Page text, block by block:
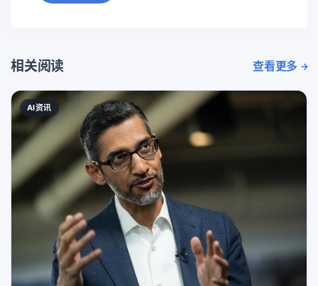
相关阅读 查看更多
AI资讯